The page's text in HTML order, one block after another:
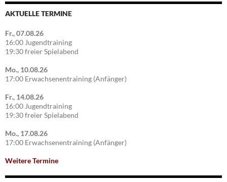
AKTUELLE TERMINE
Fr., 07.08.26
16:00 Jugendtraining
19:30 freier Spielabend
Mo., 10.08.26
17:00 Erwachsenentraining (Anfänger)
Fr., 14.08.26
16:00 Jugendtraining
19:30 freier Spielabend
Mo., 17.08.26
17:00 Erwachsenentraining (Anfänger)
Weitere Termine